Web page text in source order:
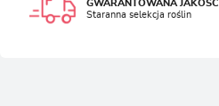
GWARANTOWANA JAKOŚĆ
Staranna selekcja roślin